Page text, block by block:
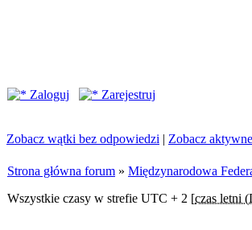
Zaloguj
Zarejestruj
Zobacz wątki bez odpowiedzi | Zobacz
Strona główna forum » Międzynarodowa
Wszystkie czasy w strefie UTC + 2 [czas letni